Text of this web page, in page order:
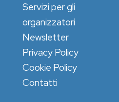
Servizi per gli
organizzatori
Newsletter
Privacy Policy
Cookie Policy
Contatti